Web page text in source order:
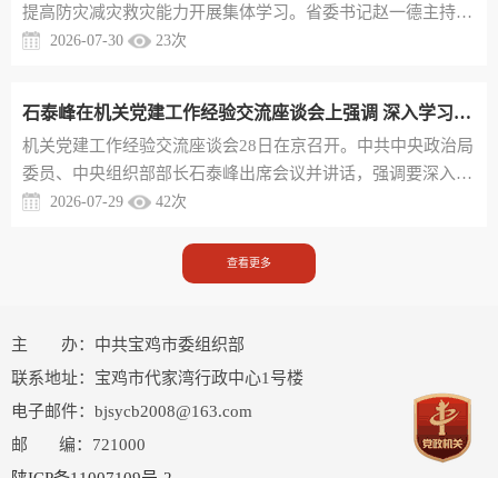
艰巨，越要敢...
提高防灾减灾救灾能力开展集体学习。省委书记赵一德主持会
议并讲话。省委副书记、省长赵刚，省政协主席徐新荣，省委
出，党的十八大以来，习近平总书记高度重视防灾减灾救灾工
作，作出一系列重要指示批示，提出一系列新理念新思想新战
略，特别是在二十届中央...
2026-07-30 23次
石泰峰在机关党建工作经验交流座谈会上强调 深入学习贯彻习近平党建思想 不断开创机关党建工作新局面
机关党建工作经验交流座谈会28日在京召开。中共中央政治局
委员、中央组织部部长石泰峰出席会议并讲话，强调要深入学
习贯彻习近平总书记“七一”重要讲话精神和习近平党建思想，
关党建的正确方向，坚持围绕中心、建设队伍、服务群众，推
动机关党建各项任务落实落地，以高质量党建促进高质量发
有新气象新作为。要...
2026-07-29 42次
查看更多
主 办：中共宝鸡市委组织部
联系地址：宝鸡市代家湾行政中心1号楼
电子邮件：bjsycb2008@163.com
邮 编：721000